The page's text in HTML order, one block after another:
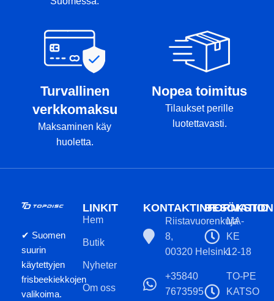
Turvallinen
verkkomaksu
Maksaminen käy
huoletta.
Nopea toimitus
Tilaukset perille
luotettavasti.
✔ Suomen
suurin
käytettyjen
frisbeekiekkojen
valikoima.
LINKIT
Hem
Butik
Nyheter
Om oss
KONTAKTINFORMATION
Riistavuorenkuja
8,
00320 Helsinki
+35840
7673595
BESÖKSTID
MA-
KE
12-18
TO-PE
KATSO